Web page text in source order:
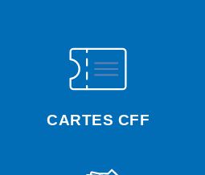
CARTES CFF